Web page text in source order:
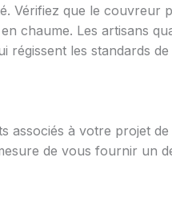
Vérifiez que le couvreur
chaume. Les artisans
régissent les standards
associés à votre projet
de vous fournir un